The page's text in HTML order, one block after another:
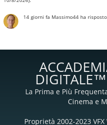
14 giorni fa Massimo44ha
La Prima e Più
Cinema e
Proprietà 2002-2023